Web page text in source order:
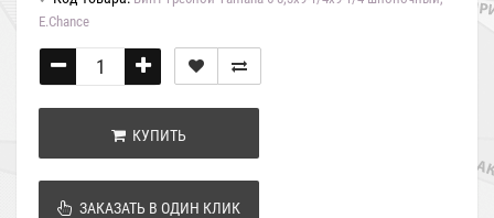
E.Chance
КУПИТЬ
ЗАКАЗАТЬ В ОДИН КЛИК